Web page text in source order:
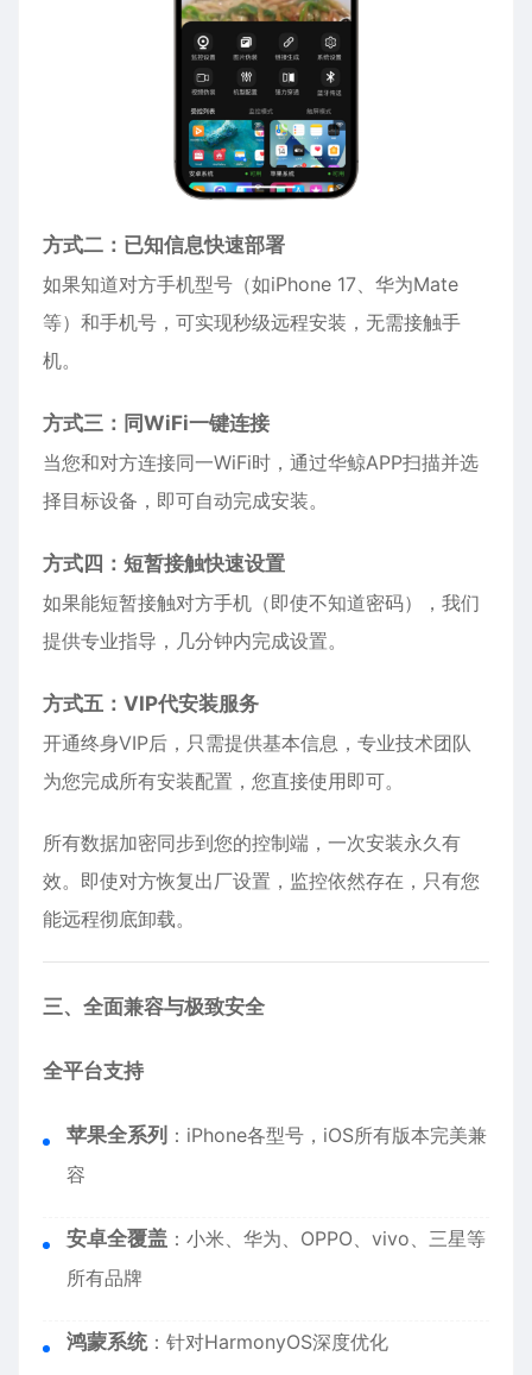
方式二：已知信息快速部署
如果知道对方手机型号（如iPhone 17、华为Mate
等）和手机号，可实现秒级远程安装，无需接触手
机。
方式三：同WiFi一键连接
当您和对方连接同一WiFi时，通过华鲸APP扫描并选
择目标设备，即可自动完成安装。
方式四：短暂接触快速设置
如果能短暂接触对方手机（即使不知道密码），我们
提供专业指导，几分钟内完成设置。
方式五：VIP代安装服务
开通终身VIP后，只需提供基本信息，专业技术团队
为您完成所有安装配置，您直接使用即可。
所有数据加密同步到您的控制端，一次安装永久有
效。即使对方恢复出厂设置，监控依然存在，只有您
能远程彻底卸载。
三、全面兼容与极致安全
全平台支持
苹果全系列 ： iPhone各型号，iOS所有版本完美兼
容
安卓全覆盖 ：小米、华为、OPPO、vivo、三星等
所有品牌
鸿蒙系统：针对HarmonyOS深度优化